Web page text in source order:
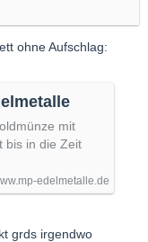
aber warum
Münzen
sich mir
passen sich
ohne Aufschlag:
mit
bis in die Zeit
edelmetalle.de
grds irgendwo